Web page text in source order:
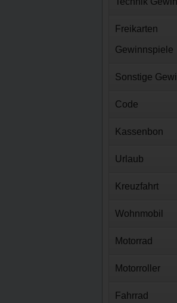
Freikarten
Gewinnspiele
Sonstige
Code
Kassenbon
Urlaub
Kreuzfahrt
Wohnmobil
Motorrad
Motorroller
Fahrrad